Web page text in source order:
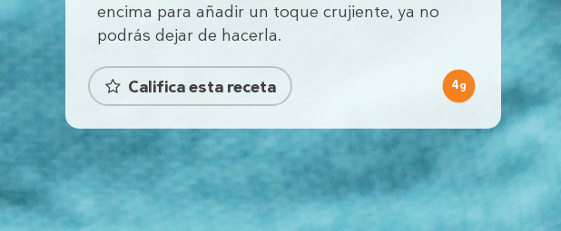
encima para añadir un toque crujiente, ya no
podrás dejar de hacerla.
Califica esta receta 4g